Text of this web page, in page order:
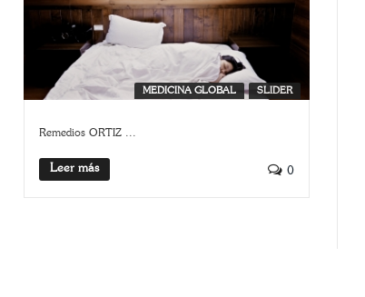
MEDICINA GLOBAL SLIDER
Remedios ORTIZ ...
Leer más 0